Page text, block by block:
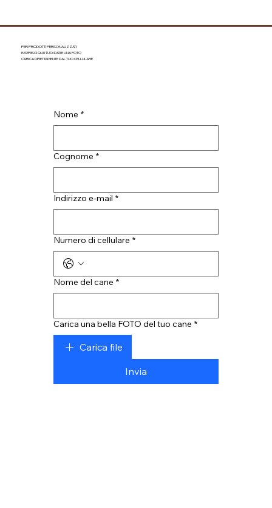
PER PRODOTTI PERSONALIZZATI
INSERISCI QUI I TUOI DATI E UNA FOTO
CARICA DIRETTAMENTE DAL TUO CELLULARE
Nome *
Cognome *
Indirizzo e-mail *
Numero di cellulare *
Nome del cane *
Carica una bella FOTO del tuo cane *
Carica file
Invia